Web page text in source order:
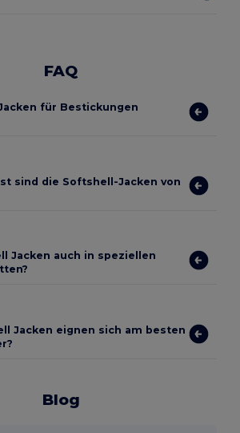
FAQ
für Bestickungen
sind die Softshell-Jacken von
Jacken auch in speziellen
Jacken eignen sich am besten
Blog